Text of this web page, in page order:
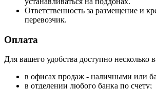
Ответственность за размещение и
перевозчик.
Оплата
Для вашего удобства доступно несколько
в офисах продаж - наличными или
в отделении любого банка по счету;